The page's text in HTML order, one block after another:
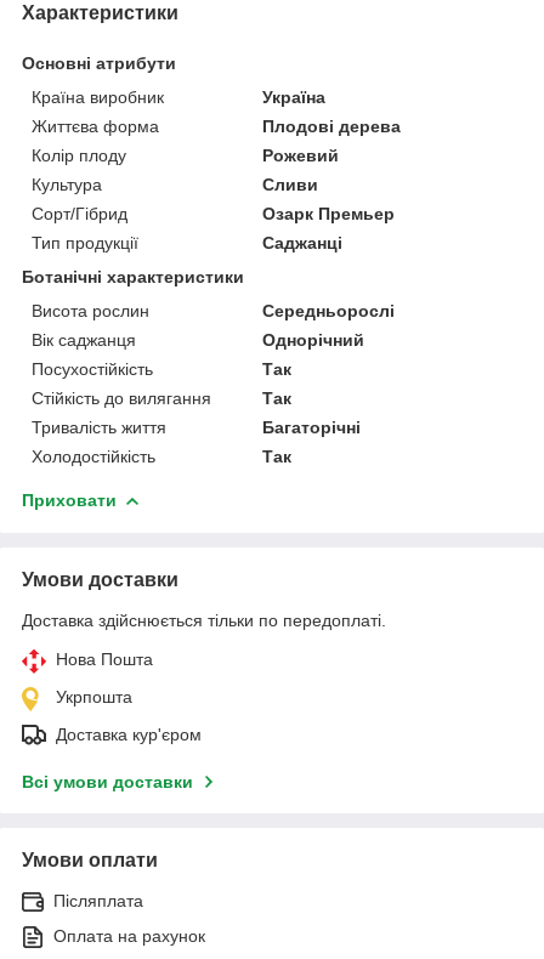
Характеристики
Основні атрибути
Країна виробник
Україна
Життєва форма
Плодові дерева
Колір плоду
Рожевий
Культура
Сливи
Сорт/Гібрид
Озарк Премьер
Тип продукції
Саджанці
Ботанічні характеристики
Висота рослин
Середньорослі
Вік саджанця
Однорічний
Посухостійкість
Так
Стійкість до вилягання
Так
Тривалість життя
Багаторічні
Холодостійкість
Так
Приховати
Умови доставки
Доставка здійснюється тільки по передоплаті.
Нова Пошта
Укрпошта
Доставка кур'єром
Всі умови доставки
Умови оплати
Післяплата
Оплата на рахунок